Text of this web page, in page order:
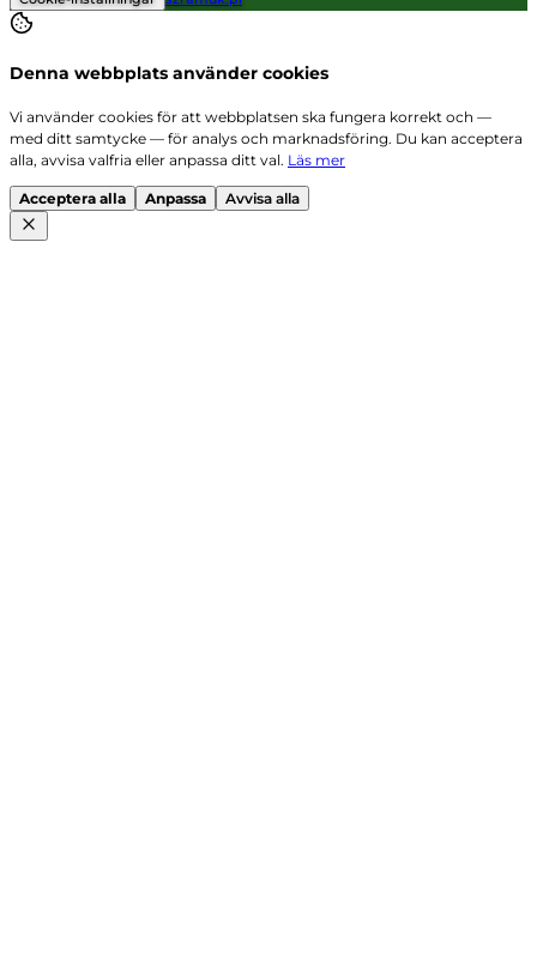
Denna webbplats använder cookies
Vi använder cookies för att webbplatsen ska fungera korrekt och —
med ditt samtycke — för analys och marknadsföring. Du kan acceptera
alla, avvisa valfria eller anpassa ditt val. Läs mer
Acceptera alla Anpassa Avvisa alla